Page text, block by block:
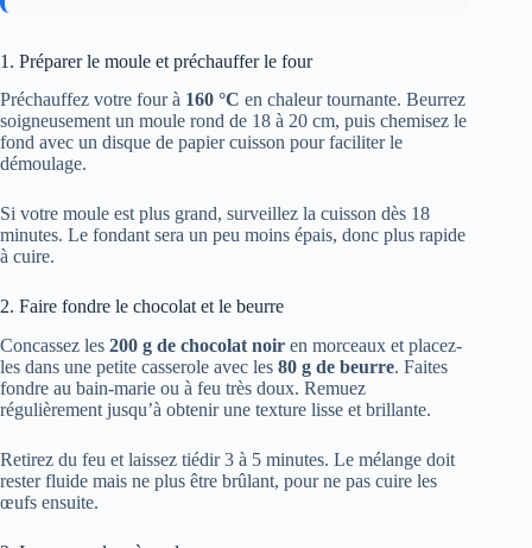
1. Préparer le moule et préchauffer le four
Préchauffez votre four à 160 °C en chaleur tournante. Beurrez
soigneusement un moule rond de 18 à 20 cm, puis chemisez le
fond avec un disque de papier cuisson pour faciliter le
démoulage.
Si votre moule est plus grand, surveillez la cuisson dès 18
minutes. Le fondant sera un peu moins épais, donc plus rapide
à cuire.
2. Faire fondre le chocolat et le beurre
Concassez les 200 g de chocolat noir en morceaux et placez-
les dans une petite casserole avec les 80 g de beurre. Faites
fondre au bain-marie ou à feu très doux. Remuez
régulièrement jusqu’à obtenir une texture lisse et brillante.
Retirez du feu et laissez tiédir 3 à 5 minutes. Le mélange doit
rester fluide mais ne plus être brûlant, pour ne pas cuire les
œufs ensuite.